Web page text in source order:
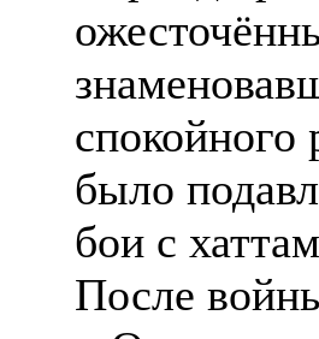
спокойного
было
бои с
После